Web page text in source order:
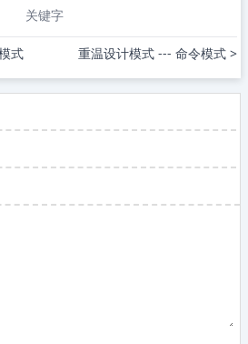
关键字
式 重温设计模式 --- 命令模式 >